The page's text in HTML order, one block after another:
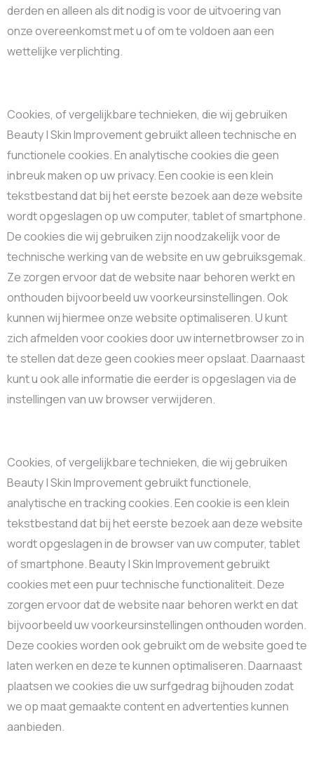
derden en alleen als dit nodig is voor de uitvoering van
onze overeenkomst met u of om te voldoen aan een
wettelijke verplichting.
Cookies, of vergelijkbare technieken, die wij gebruiken
Beauty | Skin Improvement gebruikt alleen technische en
functionele cookies. En analytische cookies die geen
inbreuk maken op uw privacy. Een cookie is een klein
tekstbestand dat bij het eerste bezoek aan deze website
wordt opgeslagen op uw computer, tablet of smartphone.
De cookies die wij gebruiken zijn noodzakelijk voor de
technische werking van de website en uw gebruiksgemak.
Ze zorgen ervoor dat de website naar behoren werkt en
onthouden bijvoorbeeld uw voorkeursinstellingen. Ook
kunnen wij hiermee onze website optimaliseren. U kunt
zich afmelden voor cookies door uw internetbrowser zo in
te stellen dat deze geen cookies meer opslaat. Daarnaast
kunt u ook alle informatie die eerder is opgeslagen via de
instellingen van uw browser verwijderen.
Cookies, of vergelijkbare technieken, die wij gebruiken
Beauty | Skin Improvement gebruikt functionele,
analytische en tracking cookies. Een cookie is een klein
tekstbestand dat bij het eerste bezoek aan deze website
wordt opgeslagen in de browser van uw computer, tablet
of smartphone. Beauty | Skin Improvement gebruikt
cookies met een puur technische functionaliteit. Deze
zorgen ervoor dat de website naar behoren werkt en dat
bijvoorbeeld uw voorkeursinstellingen onthouden worden.
Deze cookies worden ook gebruikt om de website goed te
laten werken en deze te kunnen optimaliseren. Daarnaast
plaatsen we cookies die uw surfgedrag bijhouden zodat
we op maat gemaakte content en advertenties kunnen
aanbieden.